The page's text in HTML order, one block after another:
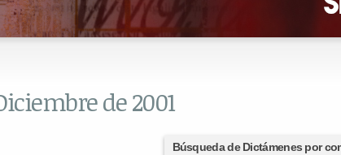
de 2001
Búsqueda de Dictámenes por